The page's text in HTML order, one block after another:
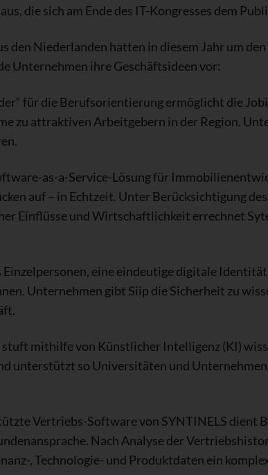
die sich am Ende des IT-Kongresses dem
den Niederlanden hatten in diesem Jahr um
Unternehmen ihre Geschäftsideen vor:
für die Berufsorientierung ermöglicht die
zu attraktiven Arbeitgebern in der Region.
as-a-Service-Lösung für
auf – in Echtzeit. Unter Berücksichtigung
Einflüsse und Wirtschaftlichkeit errechnet
eine eindeutige digitale
Unternehmen gibt Siip die Sicherheit zu
stuft mithilfe von Künstlicher Intelligenz (KI)
unterstützt so Universitäten und
Vertriebs-Software von SYNTINELS dient
Nach Analyse der
, Technologie- und Produktdaten ein